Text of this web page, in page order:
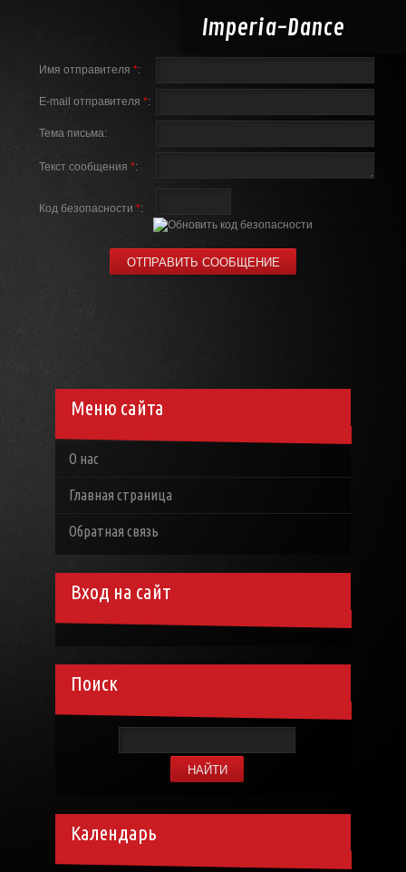
Imperia-Dance
Имя отправителя *:
E-mail отправителя *:
Тема письма:
Текст сообщения *:
Код безопасности *:
Меню сайта
О нас
Главная страница
Обратная связь
Вход на сайт
Поиск
Календарь